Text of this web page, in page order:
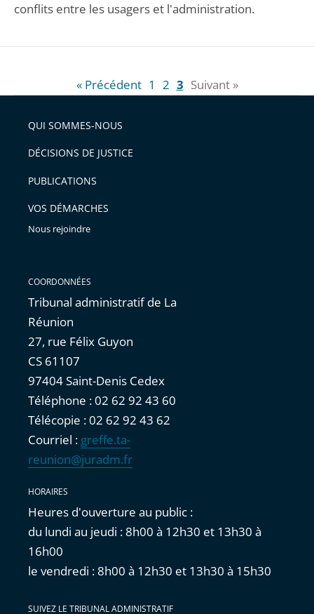
conflits entre les usagers et l'administration.
« Précédent 1 2 3 Suivant »
QUI SOMMES-NOUS
DÉCISIONS DE JUSTICE
PUBLICATIONS
VOS DÉMARCHES
Nous rejoindre
COORDONNÉES
Tribunal administratif de La
Réunion
27, rue Félix Guyon
CS 61107
97404 Saint-Denis Cedex
Téléphone : 02 62 92 43 60
Télécopie : 02 62 92 43 62
Courriel : greffe.ta-
reunion@juradm.fr
HORAIRES
Heures d'ouverture au public :
du lundi au jeudi : 8h00 à 12h30 et 13h30 à
16h00
le vendredi : 8h00 à 12h30 et 13h30 à 15h30
SUIVEZ LE TRIBUNAL ADMINISTRATIF